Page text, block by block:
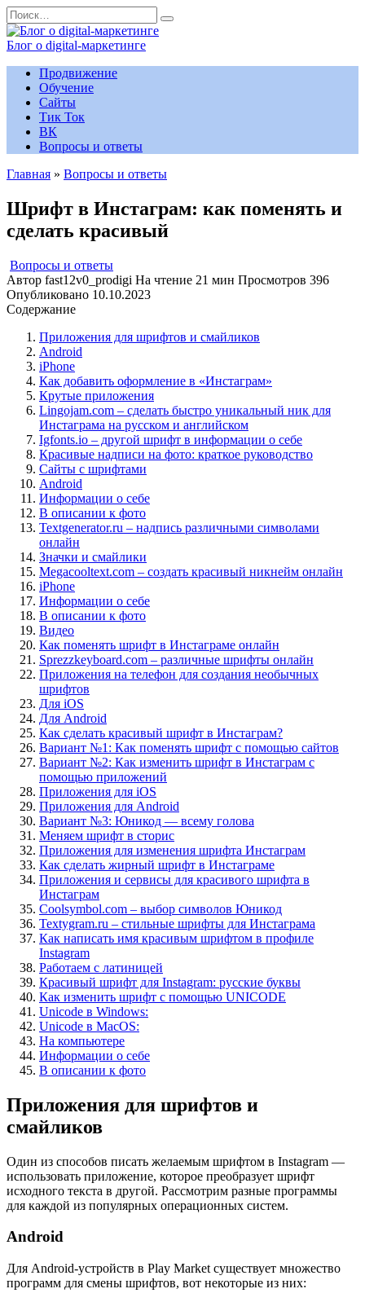
Перейти
к
содержанию
Search
for:
Блог о digital-маркетинге
Продвижение
Обучение
Сайты
Тик Ток
ВК
Вопросы и ответы
Главная » Вопросы и ответы
Шрифт в Инстаграм: как поменять и
сделать красивый
Вопросы и ответы
Автор fast12v0_prodigi На чтение 21 мин Просмотров 396
Опубликовано 10.10.2023
Содержание
Приложения для шрифтов и смайликов
Android
iPhone
Как добавить оформление в «Инстаграм»
Крутые приложения
Lingojam.com – сделать быстро уникальный ник для
Инстаграма на русском и английском
Igfonts.io – другой шрифт в информации о себе
Красивые надписи на фото: краткое руководство
Сайты с шрифтами
Android
Информации о себе
В описании к фото
Textgenerator.ru – надпись различными символами
онлайн
Значки и смайлики
Megacooltext.com – создать красивый никнейм онлайн
iPhone
Информации о себе
В описании к фото
Видео
Как поменять шрифт в Инстаграме онлайн
Sprezzkeyboard.com – различные шрифты онлайн
Приложения на телефон для создания необычных
шрифтов
Для iOS
Для Android
Как сделать красивый шрифт в Инстаграм?
Вариант №1: Как поменять шрифт с помощью сайтов
Вариант №2: Как изменить шрифт в Инстаграм с
помощью приложений
Приложения для iOS
Приложения для Android
Вариант №3: Юникод — всему голова
Меняем шрифт в сторис
Приложения для изменения шрифта Инстаграм
Как сделать жирный шрифт в Инстаграме
Приложения и сервисы для красивого шрифта в
Инстаграм
Coolsymbol.com – выбор символов Юникод
Textygram.ru – стильные шрифты для Инстаграма
Как написать имя красивым шрифтом в профиле
Instagram
Работаем с латиницей
Красивый шрифт для Instagram: русские буквы
Как изменить шрифт с помощью UNICODE
Unicode в Windows:
Unicode в MacOS:
На компьютере
Информации о себе
В описании к фото
Приложения для шрифтов и
смайликов
Один из способов писать желаемым шрифтом в Instagram —
использовать приложение, которое преобразует шрифт
исходного текста в другой. Рассмотрим разные программы
для каждой из популярных операционных систем.
Android
Для Android-устройств в Play Market существует множество
программ для смены шрифтов, вот некоторые из них: